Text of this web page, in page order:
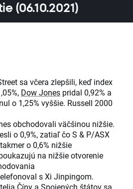
(06.10.2021)
sa včera zlepšili, keď index
Dow Jones pridal 0,92% a
o 1,25% vyššie. Russell 2000
obchodovali väčšinou nižšie.
o 0,9%, zatiaľ čo S & P/ASX
o 0,6% nižšie
na nižšie otvorenie
s Xi Jinpingom.
Číny a Spojených štátov sa